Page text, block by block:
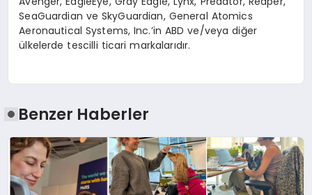
SeaGuardian ve SkyGuardian, General Atomics
Aeronautical Systems, Inc.’in ABD ve/veya diğer
ülkelerde tescilli ticari markalarıdır.
Benzer Haberler